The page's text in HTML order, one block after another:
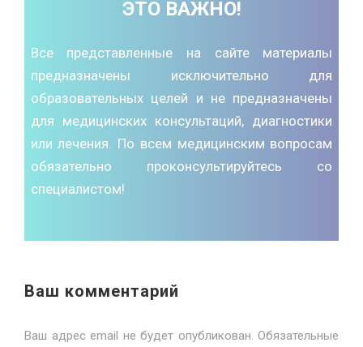
ЭТО ВАЖНО!
Все представленные на сайте материалы
предназначены исключительно для
образовательных целей и не предназначены
для медицинских консультаций, диагностики
или лечения. По всем медицинским вопросам
обязательно проконсультируйтесь со
специалистом!
Ваш комментарий
Ваш адрес email не будет опубликован. Обязательные